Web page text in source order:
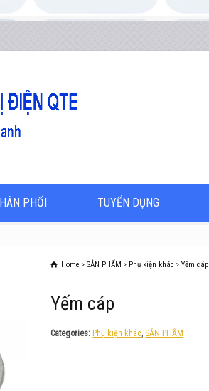
PHỐI TUYỂN DỤNG
Home SẢN PHẨM Phụ kiện khác Yếm cáp
Yếm cáp
Categories: Phụ kiện khác, SẢN PHẨM